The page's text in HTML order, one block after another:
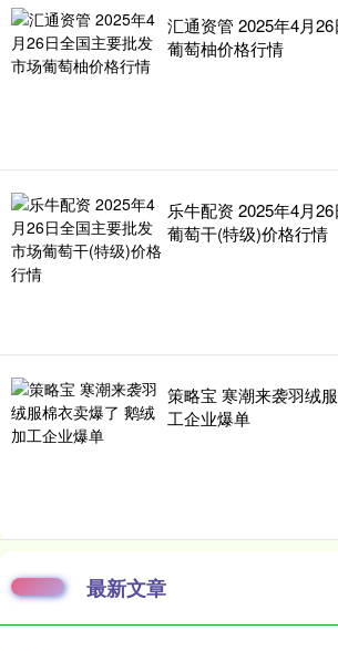
汇通资管 2025年4月
葡萄柚价格行情
乐牛配资 2025年4月
葡萄干(特级)价格行情
策略宝 寒潮来袭羽绒
工企业爆单
最新文章